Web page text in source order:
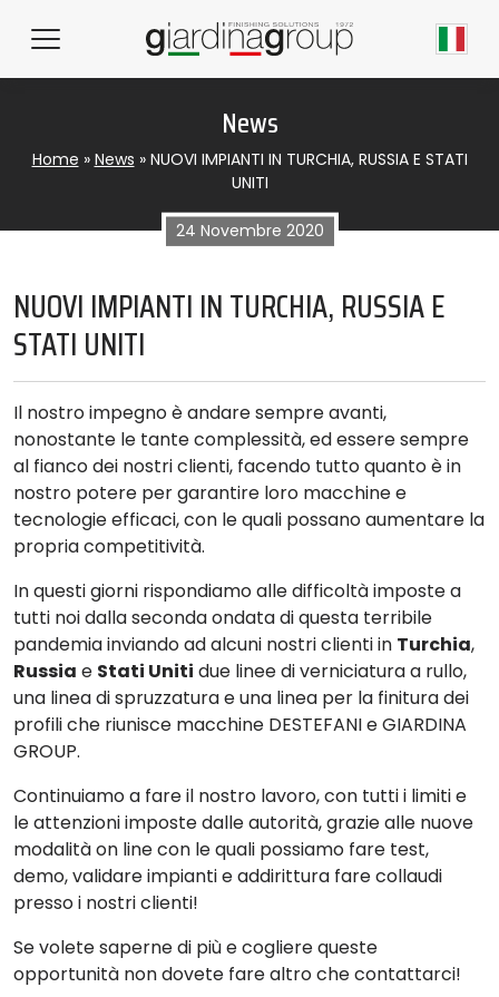
News
Home » News » NUOVI IMPIANTI IN TURCHIA, RUSSIA E STATI
UNITI
24 Novembre 2020
NUOVI IMPIANTI IN TURCHIA, RUSSIA E
STATI UNITI
Il nostro impegno è andare sempre avanti,
nonostante le tante complessità, ed essere sempre
al fianco dei nostri clienti, facendo tutto quanto è in
nostro potere per garantire loro macchine e
tecnologie efficaci, con le quali possano aumentare la
propria competitività.
In questi giorni rispondiamo alle difficoltà imposte a
tutti noi dalla seconda ondata di questa terribile
pandemia inviando ad alcuni nostri clienti in Turchia,
Russia e Stati Uniti due linee di verniciatura a rullo,
una linea di spruzzatura e una linea per la finitura dei
profili che riunisce macchine DESTEFANI e GIARDINA
GROUP.
Continuiamo a fare il nostro lavoro, con tutti i limiti e
le attenzioni imposte dalle autorità, grazie alle nuove
modalità on line con le quali possiamo fare test,
demo, validare impianti e addirittura fare collaudi
presso i nostri clienti!
Se volete saperne di più e cogliere queste
opportunità non dovete fare altro che contattarci!